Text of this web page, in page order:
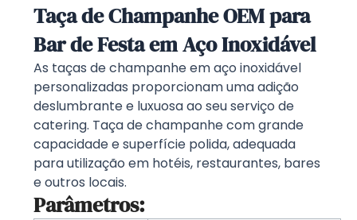
Taça de Champanhe OEM para
Bar de Festa em Aço Inoxidável
As taças de champanhe em aço inoxidável
personalizadas proporcionam uma adição
deslumbrante e luxuosa ao seu serviço de
catering. Taça de champanhe com grande
capacidade e superfície polida, adequada
para utilização em hotéis, restaurantes, bares
e outros locais.
Parâmetros: